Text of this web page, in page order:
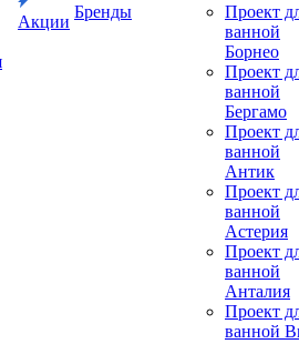
Акции
Бренды
Проект
ванной
Борнео
Проект
ванной
Бергамо
Проект
ванной
Антик
Проект
ванной
Астерия
Проект
ванной
Анталия
Проект
ванной